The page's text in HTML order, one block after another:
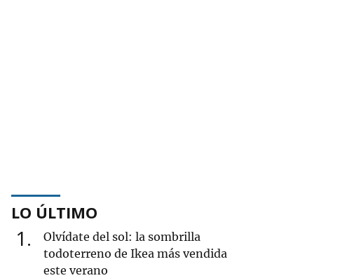
LO ÚLTIMO
1
Olvídate del sol: la sombrilla
todoterreno de Ikea más vendida
este verano